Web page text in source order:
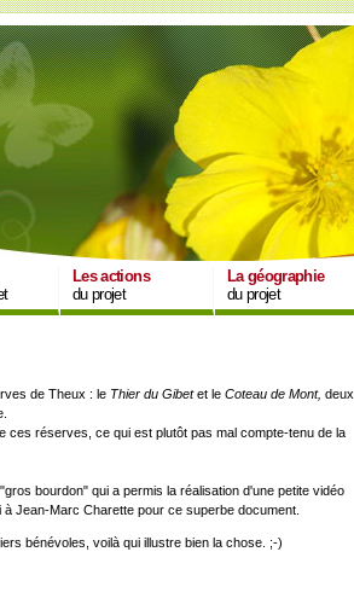
Les actions
du projet
La géographie
du projet
de Theux : le Thier du Gibetet le Coteau de Mont, deux
ces réserves, ce qui est plutôt pas mal compte-tenu de la
bourdon" qui a permis la réalisation d'une petite vidéo
Jean-Marc Charette pour ce superbe document.
bénévoles, voilà qui illustre bien la chose. ;-)